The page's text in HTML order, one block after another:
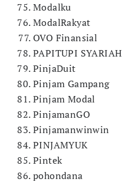
Modalku
ModalRakyat
OVO Finansial
PAPITUPI SYARIAH
PinjaDuit
Pinjam Gampang
Pinjam Modal
PinjamanGO
Pinjamanwinwin
PINJAMYUK
Pintek
pohondana